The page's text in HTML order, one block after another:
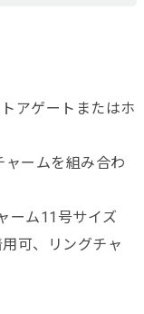
アゲートまたはホ
ームを組み合わ
ーム11号サイズ
可、リングチャ